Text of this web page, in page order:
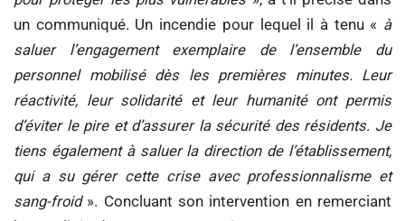
un communiqué. Un incendie pour lequel il à tenu « à
saluer l’engagement exemplaire de l’ensemble du
personnel mobilisé dès les premières minutes. Leur
réactivité, leur solidarité et leur humanité ont permis
d’éviter le pire et d’assurer la sécurité des résidents. Je
tiens également à saluer la direction de l’établissement,
qui a su gérer cette crise avec professionnalisme et
sang-froid». Concluant son intervention en remerciant